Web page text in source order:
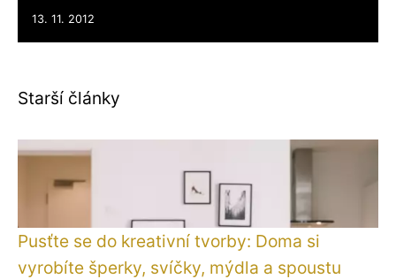
13. 11. 2012
Starší články
Pusťte se do kreativní tvorby: Doma si
vyrobíte šperky, svíčky, mýdla a spoustu